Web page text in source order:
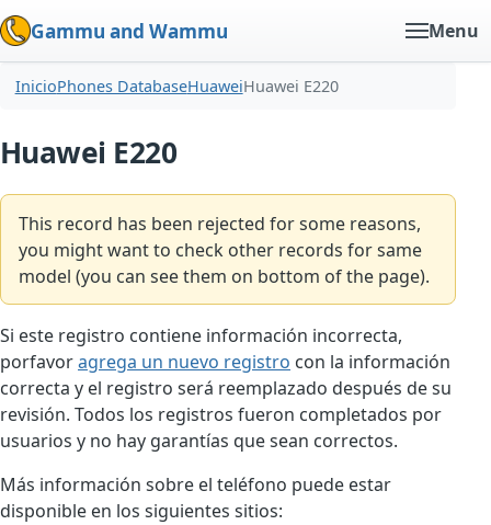
Gammu and Wammu Menu
InicioPhones DatabaseHuaweiHuawei E220
Huawei E220
This record has been rejected for some reasons,
you might want to check other records for same
model (you can see them on bottom of the page).
Si este registro contiene información incorrecta,
porfavoragrega un nuevo registro con la información
correcta y el registro será reemplazado después de su
revisión. Todos los registros fueron completados por
usuarios y no hay garantías que sean correctos.
Más información sobre el teléfono puede estar
disponible en los siguientes sitios: